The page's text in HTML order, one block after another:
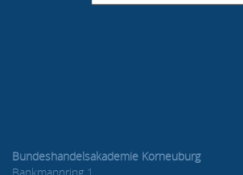
Bundeshandelsakademie Korneuburg